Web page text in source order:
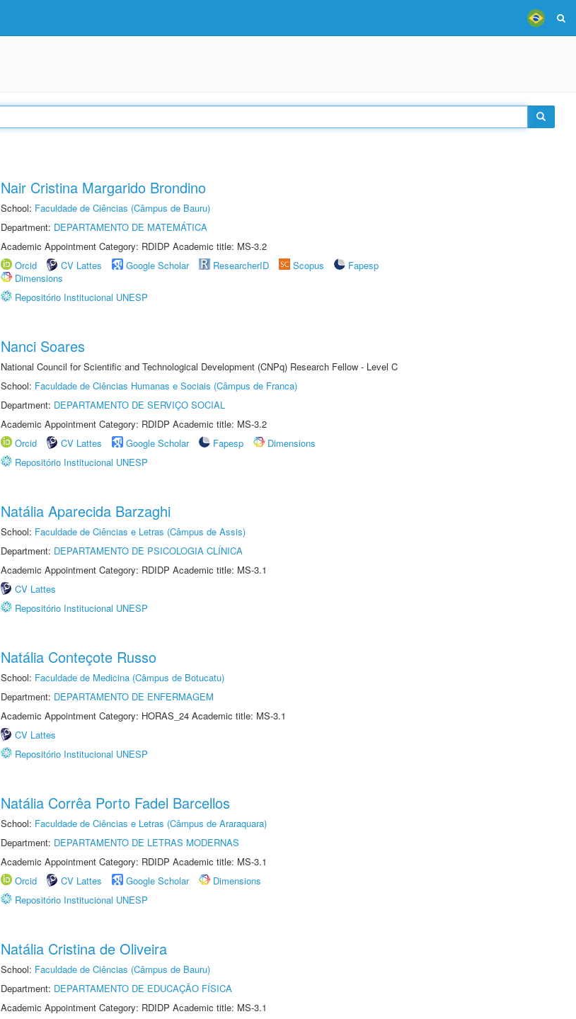
Nair Cristina Margarido Brondino
School: Faculdade de Ciências (Câmpus de Bauru)
Department: DEPARTAMENTO DE MATEMÁTICA
Academic Appointment Category: RDIDP Academic title: MS-3.2
Orcid
CV Lattes Google Scholar ResearcherID Scopus
Fapesp
Dimensions
Repositório Institucional UNESP
Nanci Soares
National Council for Scientific and Technological Development (CNPq) Research Fellow - Level C
School: Faculdade de Ciências Humanas e Sociais (Câmpus de Franca)
Department: DEPARTAMENTO DE SERVIÇO SOCIAL
Academic Appointment Category: RDIDP Academic title: MS-3.2
Orcid
CV Lattes Google Scholar Fapesp
Dimensions
Repositório Institucional UNESP
Natália Aparecida Barzaghi
School: Faculdade de Ciências e Letras (Câmpus de Assis)
Department: DEPARTAMENTO DE PSICOLOGIA CLÍNICA
Academic Appointment Category: RDIDP Academic title: MS-3.1
CV Lattes
Repositório Institucional UNESP
Natália Conteçote Russo
School: Faculdade de Medicina (Câmpus de Botucatu)
Department: DEPARTAMENTO DE ENFERMAGEM
Academic Appointment Category: HORAS_24 Academic title: MS-3.1
CV Lattes
Repositório Institucional UNESP
Natália Corrêa Porto Fadel Barcellos
School: Faculdade de Ciências e Letras (Câmpus de Araraquara)
Department: DEPARTAMENTO DE LETRAS MODERNAS
Academic Appointment Category: RDIDP Academic title: MS-3.1
Orcid
CV Lattes Google Scholar
Dimensions
Repositório Institucional UNESP
Natália Cristina de Oliveira
School: Faculdade de Ciências (Câmpus de Bauru)
Department: DEPARTAMENTO DE EDUCAÇÃO FÍSICA
Academic Appointment Category: RDIDP Academic title: MS-3.1